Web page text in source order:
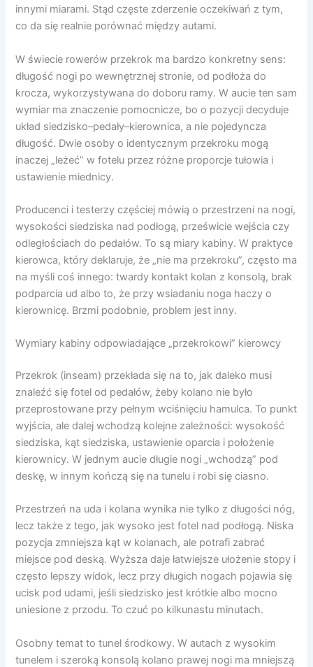
innymi miarami. Stąd częste zderzenie oczekiwań z tym,
co da się realnie porównać między autami.
W świecie rowerów przekrok ma bardzo konkretny sens:
długość nogi po wewnętrznej stronie, od podłoża do
krocza, wykorzystywana do doboru ramy. W aucie ten sam
wymiar ma znaczenie pomocnicze, bo o pozycji decyduje
układ siedzisko–pedały–kierownica, a nie pojedyncza
długość. Dwie osoby o identycznym przekroku mogą
inaczej „leżeć” w fotelu przez różne proporcje tułowia i
ustawienie miednicy.
Producenci i testerzy częściej mówią o przestrzeni na nogi,
wysokości siedziska nad podłogą, prześwicie wejścia czy
odległościach do pedałów. To są miary kabiny. W praktyce
kierowca, który deklaruje, że „nie ma przekroku”, często ma
na myśli coś innego: twardy kontakt kolan z konsolą, brak
podparcia ud albo to, że przy wsiadaniu noga haczy o
kierownicę. Brzmi podobnie, problem jest inny.
Wymiary kabiny odpowiadające „przekrokowi” kierowcy
Przekrok (inseam) przekłada się na to, jak daleko musi
znaleźć się fotel od pedałów, żeby kolano nie było
przeprostowane przy pełnym wciśnięciu hamulca. To punkt
wyjścia, ale dalej wchodzą kolejne zależności: wysokość
siedziska, kąt siedziska, ustawienie oparcia i położenie
kierownicy. W jednym aucie długie nogi „wchodzą” pod
deskę, w innym kończą się na tunelu i robi się ciasno.
Przestrzeń na uda i kolana wynika nie tylko z długości nóg,
lecz także z tego, jak wysoko jest fotel nad podłogą. Niska
pozycja zmniejsza kąt w kolanach, ale potrafi zabrać
miejsce pod deską. Wyższa daje łatwiejsze ułożenie stopy i
często lepszy widok, lecz przy długich nogach pojawia się
ucisk pod udami, jeśli siedzisko jest krótkie albo mocno
uniesione z przodu. To czuć po kilkunastu minutach.
Osobny temat to tunel środkowy. W autach z wysokim
tunelem i szeroką konsolą kolano prawej nogi ma mniejszą